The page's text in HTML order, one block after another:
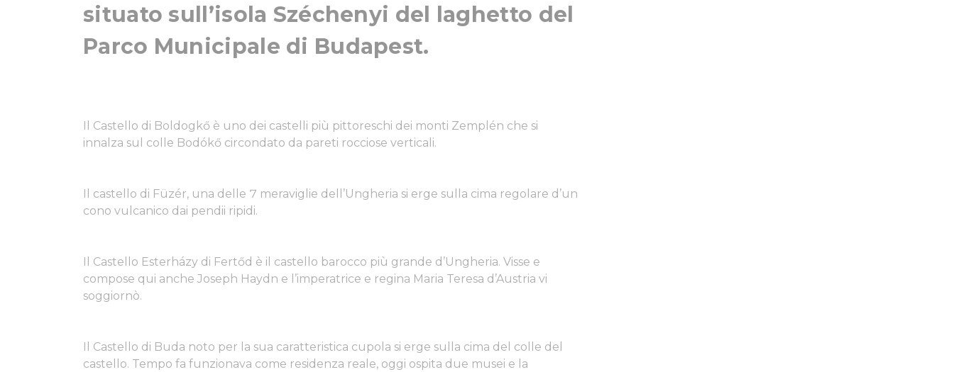
situato sull’isola Széchenyi del laghetto del
Parco Municipale di Budapest.
Il Castello di Boldogkő è uno dei castelli più pittoreschi dei monti Zemplén che si
innalza sul colle Bodókő circondato da pareti rocciose verticali.
Il castello di Füzér, una delle 7 meraviglie dell’Ungheria si erge sulla cima regolare d’un
cono vulcanico dai pendii ripidi.
Il Castello Esterházy di Fertőd è il castello barocco più grande d’Ungheria. Visse e
compose qui anche Joseph Haydn e l’imperatrice e regina Maria Teresa d’Austria vi
soggiornò.
Il Castello di Buda noto per la sua caratteristica cupola si erge sulla cima del colle del
castello. Tempo fa funzionava come residenza reale, oggi ospita due musei e la